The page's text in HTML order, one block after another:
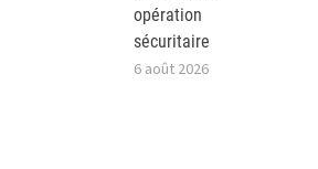
opération
sécuritaire
6 août 2026